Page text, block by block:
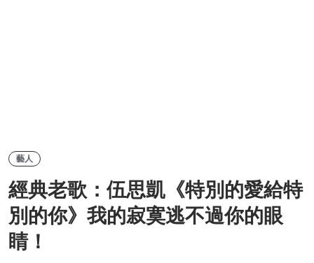
藝人
經典老歌：伍思凱《特別的愛給特
別的你》我的寂寞逃不過你的眼
睛！